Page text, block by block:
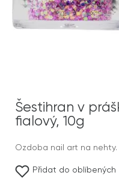
Šestihran v
fialový, 10g
Ozdoba nail art na nehty.
Přidat do oblíbených